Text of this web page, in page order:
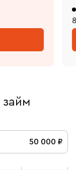
займ